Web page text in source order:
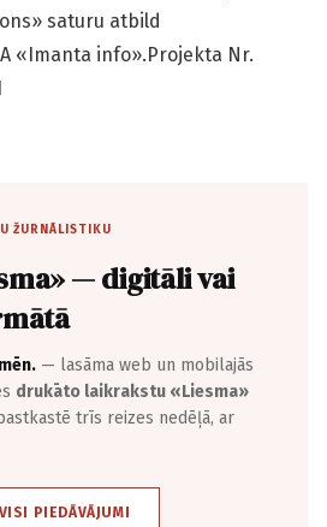
saturu atbild
«Imanta info».Projekta Nr.
ŽURNĀLISTIKU
— digitāli vai
— lasāma web un mobilajās
drukāto laikrakstu «Liesma»
trīs reizes nedēļā, ar
VISI PIEDĀVĀJUMI